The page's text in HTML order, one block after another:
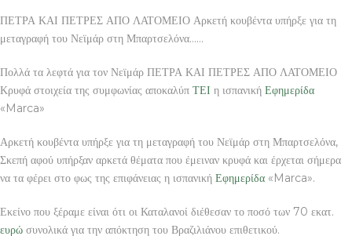
ΠΕΤΡΑ ΚΑΙ ΠΕΤΡΕΣ ΑΠΟ ΛΑΤΟΜΕΙΟ Αρκετή κουβέντα υπήρξε για τη
μεταγραφή του Νεϊμάρ στη Μπαρτσελόνα……
Πολλά τα λεφτά για τον Νεϊμάρ ΠΕΤΡΑ ΚΑΙ ΠΕΤΡΕΣ ΑΠΟ ΛΑΤΟΜΕΙΟ
Κρυφά στοιχεία της συμφωνίας αποκαλύπ ΤΕΙ η ισπανική Εφημερίδα
«Marca»
Αρκετή κουβέντα υπήρξε για τη μεταγραφή του Νεϊμάρ στη Μπαρτσελόνα,
Σκεπή αφού υπήρξαν αρκετά θέματα που έμειναν κρυφά και έρχεται σήμερα
να τα φέρει στο φως της επιφάνειας η ισπανική Εφημερίδα «Marca».
Εκείνο που ξέραμε είναι ότι οι Καταλανοί διέθεσαν το ποσό των 70 εκατ.
ευρώ συνολικά για την απόκτηση του Βραζιλιάνου επιθετικού.